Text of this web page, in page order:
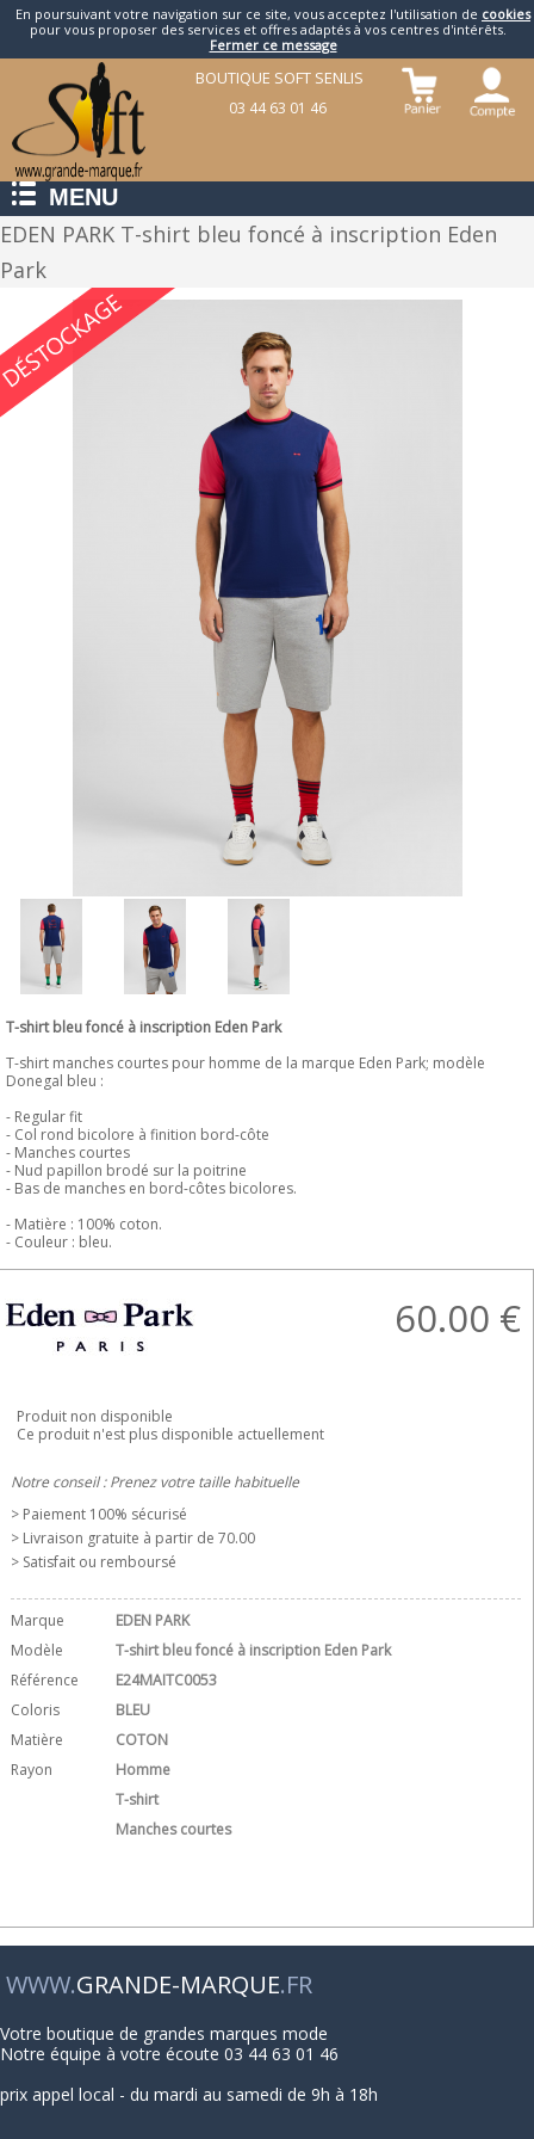
En poursuivant votre navigation sur ce site, vous acceptez l'utilisation de cookies
pour vous proposer des services et offres adaptés à vos centres d'intérêts.
Fermer ce message
BOUTIQUE SOFT SENLIS
03 44 63 01 46
MENU
EDEN PARK T-shirt bleu foncé à inscription Eden
Park
T-shirt bleu foncé à inscription Eden Park
T-shirt manches courtes pour homme de la marque Eden Park; modèle
Donegal bleu :
- Regular fit
- Col rond bicolore à finition bord-côte
- Manches courtes
- Nud papillon brodé sur la poitrine
- Bas de manches en bord-côtes bicolores.
- Matière : 100% coton.
- Couleur : bleu.
60.00 €
Produit non disponible
Ce produit n'est plus disponible actuellement
Notre conseil : Prenez votre taille habituelle
> Paiement 100% sécurisé
> Livraison gratuite à partir de 70.00 
> Satisfait ou remboursé
Marque
EDEN PARK
Modèle
T-shirt bleu foncé à inscription Eden Park
Référence
E24MAITC0053
Coloris
BLEU
Matière
COTON
Rayon
Homme
T-shirt
Manches courtes
WWW.GRANDE-MARQUE.FR
Votre boutique de grandes marques mode
Notre équipe à votre écoute 03 44 63 01 46
prix appel local - du mardi au samedi de 9h à 18h